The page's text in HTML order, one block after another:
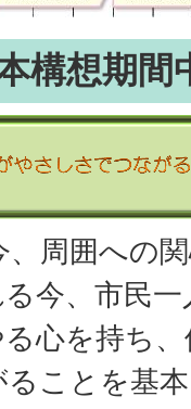
構想期間
周囲への
今、市民
心を持ち
ことを基